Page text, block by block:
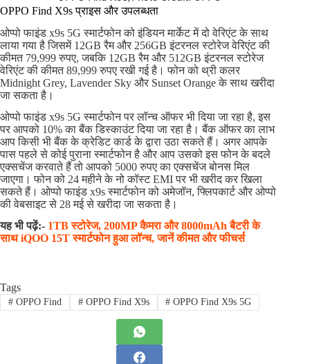
OPPO Find X9s प्राइस और उपलब्धता
ओप्पो फाइंड x9s 5G स्मार्टफोन को इंडियन मार्केट में दो वेरिएंट के साथ
लाया गया है जिसमें 12GB रैम और 256GB इंटरनल स्टोरेज वेरिएंट की
कीमत 79,999 रुपए, जबकि 12GB रैम और 512GB इंटरनल स्टोरेज
वेरिएंट की कीमत 89,999 रुपए रखी गई है। फोन को थ्री कलर
Midnight Grey, Lavender Sky और Sunset Orange के साथ खरीदा
जा सकता है।
ओप्पो फाइंड x9s 5G स्मार्टफोन पर लॉन्च ऑफर भी दिया जा रहा है, इस
पर आपको 10% का बैंक डिस्काउंट दिया जा रहा है। बैंक ऑफर का लाभ
आप किसी भी बैंक के क्रेडिट कार्ड के द्वारा उठा सकते हैं। अगर आपके
पास पहले से कोई पुराना स्मार्टफोन है और आप उसको इस फोन के बदले
एक्सचेंज करवाते हैं तो आपको 5000 रुपए का एक्सचेंज बोनस मिल
जाएगा। फोन को 24 महीने के नो कॉस्ट EMI पर भी खरीद कर खिला
सकते हैं। ओप्पो फाइंड x9s स्मार्टफोन को अमेजॉन, फ्लिपकार्ट और ओप्पो
की वेबसाइट से 28 मई से खरीदा जा सकता है।
यह भी पढ़ें:- 1TB स्टोरेज, 200MP कैमरा और 8000mAh बैटरी के
साथ iQOO 15T स्मार्टफोन हुआ लॉन्च, जानें कीमत और फीचर्स
Tags
#OPPO Find #OPPO Find X9s # OPPO Find X9s 5G